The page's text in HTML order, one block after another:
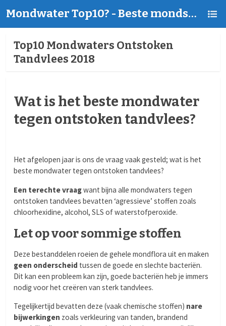
Mondwater Top10? - Beste mondspoeling | Goed of Slecht?
Top10 Mondwaters Ontstoken
Tandvlees 2018
Wat is het beste mondwater
tegen ontstoken tandvlees?
Het afgelopen jaar is ons de vraag vaak gesteld; wat is het
beste mondwater tegen ontstoken tandvlees?
Een terechte vraagwant bijna alle mondwaters tegen
ontstoken tandvlees bevatten ‘agressieve’ stoffen zoals
chloorhexidine, alcohol, SLS of waterstofperoxide.
Let op voor sommige stoffen
Deze bestanddelen roeien de gehele mondflora uit en maken
geen onderscheid tussen de goede en slechte bacteriën.
Dit kan een probleem kan zijn, goede bacteriën heb je immers
nodig voor het creëren van sterk tandvlees.
Tegelijkertijd bevatten deze (vaak chemische stoffen) nare
bijwerkingen zoals verkleuring van tanden, brandend